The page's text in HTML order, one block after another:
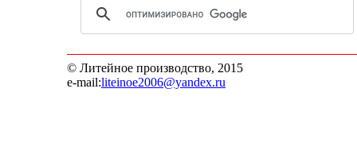
© Литейное производство, 2015
e-mail:liteinoe2006@yandex.ru